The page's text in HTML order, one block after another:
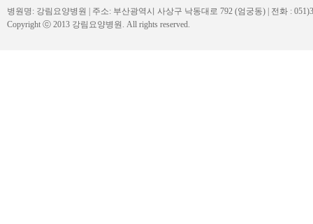
병원명: 강림요양병원 | 주소: 부산광역시 사상구 낙동대로 792 (엄궁동) | 전화 :
Copyright ⓒ 2013 강림요양병원. All rights reserved.